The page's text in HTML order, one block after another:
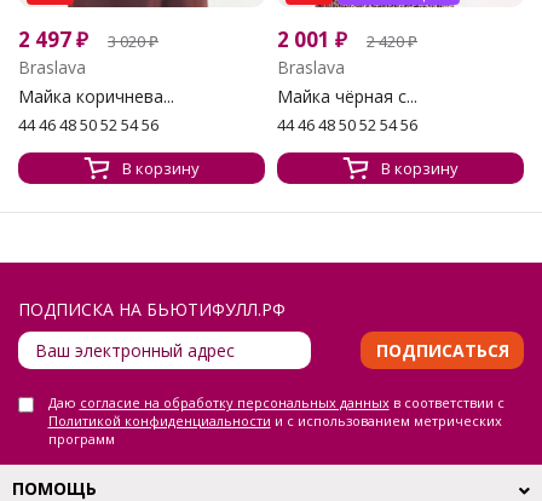
2 497₽ 3 020₽
Braslava
Майка коричнева...
44 46 48 50 52 54 56
В корзину
2 001 ₽ 2 420₽
Braslava
Майка чёрная с...
44 46 48 50 52 54 56
В корзину
ПОДПИСКА НА БЬЮТИФУЛЛ.РФ
ПОДПИСАТЬСЯ
Даю согласие на обработку персональных данныхв соответствии с
Политикой конфиденциальности и с использованием метрических
программ
ПОМОЩЬ